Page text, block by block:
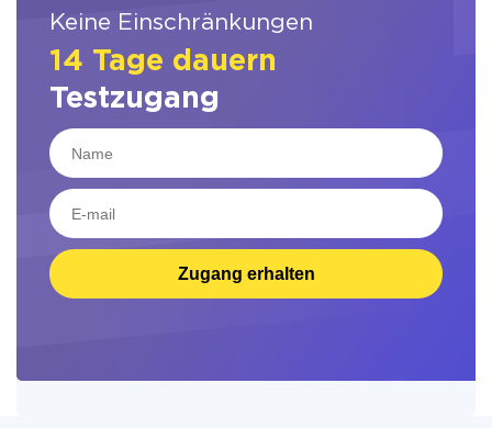
Keine Einschränkungen
14 Tage dauern
Testzugang
Zugang erhalten